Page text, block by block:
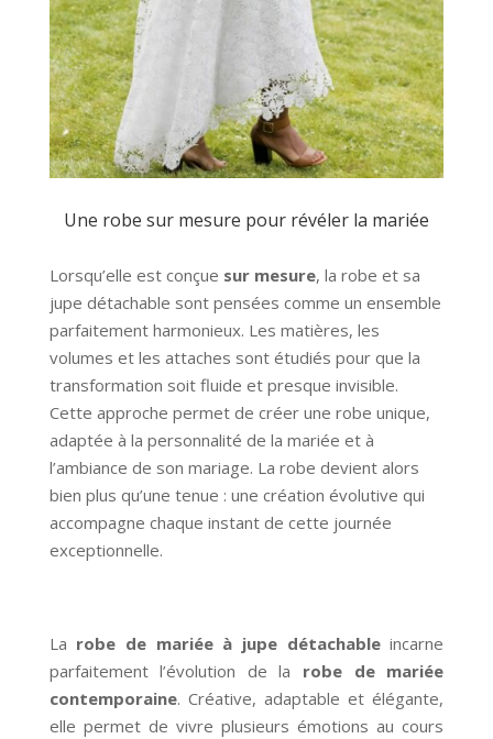
Une robe sur mesure pour révéler la mariée
Lorsqu’elle est conçue sur mesure, la robe et sa
jupe détachable sont pensées comme un ensemble
parfaitement harmonieux. Les matières, les
volumes et les attaches sont étudiés pour que la
transformation soit fluide et presque invisible.
Cette approche permet de créer une robe unique,
adaptée à la personnalité de la mariée et à
l’ambiance de son mariage. La robe devient alors
bien plus qu’une tenue : une création évolutive qui
accompagne chaque instant de cette journée
exceptionnelle.
La robe de mariée à jupe détachableincarne
parfaitement l’évolution de la robe de mariée
contemporaine. Créative, adaptable et élégante,
elle permet de vivre plusieurs émotions au cours